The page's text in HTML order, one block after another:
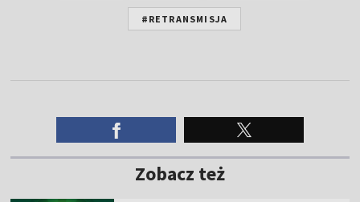
#RETRANSMISJA
Zobacz też